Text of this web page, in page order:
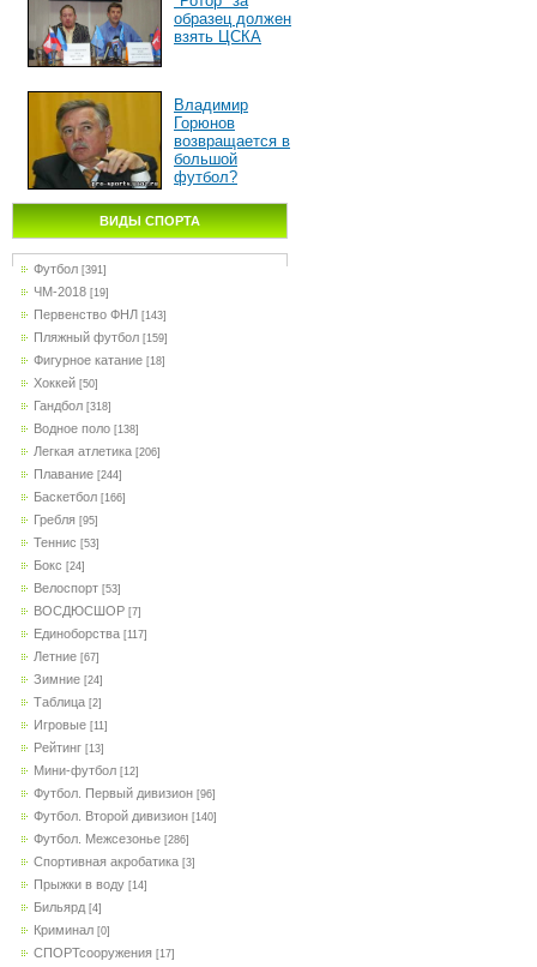
образец должен
взять ЦСКА
Владимир
Горюнов
возвращается в
большой
футбол?
ВИДЫ СПОРТА
Футбол [391]
ЧМ-2018 [19]
Первенство ФНЛ [143]
Пляжный футбол [159]
Фигурное катание [18]
Хоккей [50]
Гандбол [318]
Водное поло [138]
Легкая атлетика [206]
Плавание [244]
Баскетбол [166]
Гребля [95]
Теннис [53]
Бокс [24]
Велоспорт [53]
ВОСДЮСШОР [7]
Единоборства [117]
Летние [67]
Зимние [24]
Таблица [2]
Игровые [11]
Рейтинг [13]
Мини-футбол [12]
Футбол. Первый дивизион [96]
Футбол. Второй дивизион [140]
Футбол. Межсезонье [286]
Спортивная акробатика [3]
Прыжки в воду [14]
Бильярд [4]
Криминал [0]
СПОРТсооружения [17]